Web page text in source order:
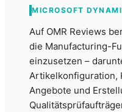
MICROSOFT
Auf OMR Reviews
die Manufacturing-
einzusetzen –
Artikelkonfiguration,
Angebote und